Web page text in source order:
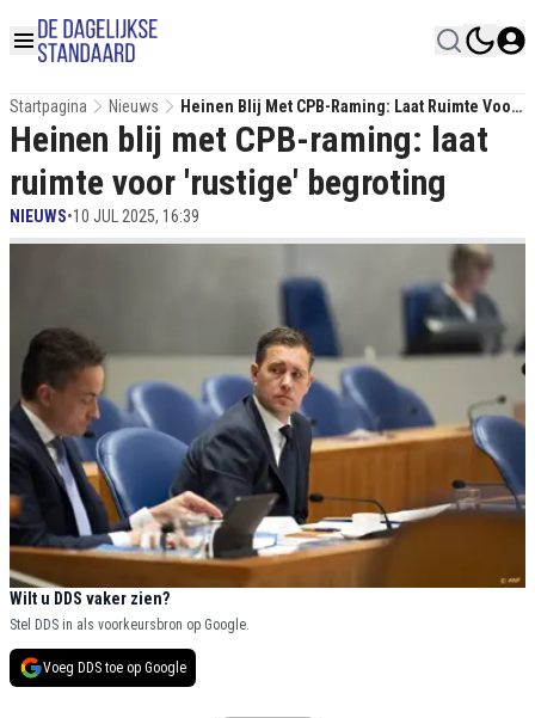
Startpagina Nieuws
Heinen Blij Met CPB-Raming: Laat Ruimte Voor
'rustige' Begroting
Heinen blij met CPB-raming: laat
ruimte voor 'rustige' begroting
NIEUWS•10 JUL 2025, 16:39
Wilt u DDS vaker zien?
Stel DDS in als voorkeursbron op Google.
Voeg DDS toe op Google